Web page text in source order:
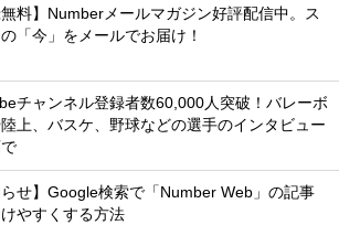
無料】Numberメールマガジン好評配信中。ス
「今」をメールでお届け！
チャンネル登録者数60,000人突破！バレーボ
上、バスケ、野球などの選手のインタビュー
らせ】Google検索で「Number Web」の記事
やすくする方法